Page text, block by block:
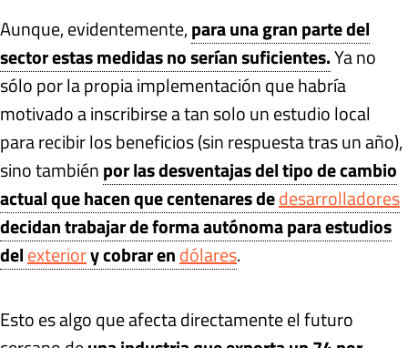
Aunque, evidentemente,para una gran parte del
sector estas medidas no serían suficientes.Ya no
sólo por la propia implementación que habría
motivado a inscribirse a tan solo un estudio local
para recibir los beneficios (sin respuesta tras un año),
sino tambiénpor las desventajas del tipo de cambio
actual que hacen que centenares dedesarrolladores
decidan trabajar de forma autónoma para estudios
delexteriory cobrar endólares.
Esto es algo que afecta directamente el futuro